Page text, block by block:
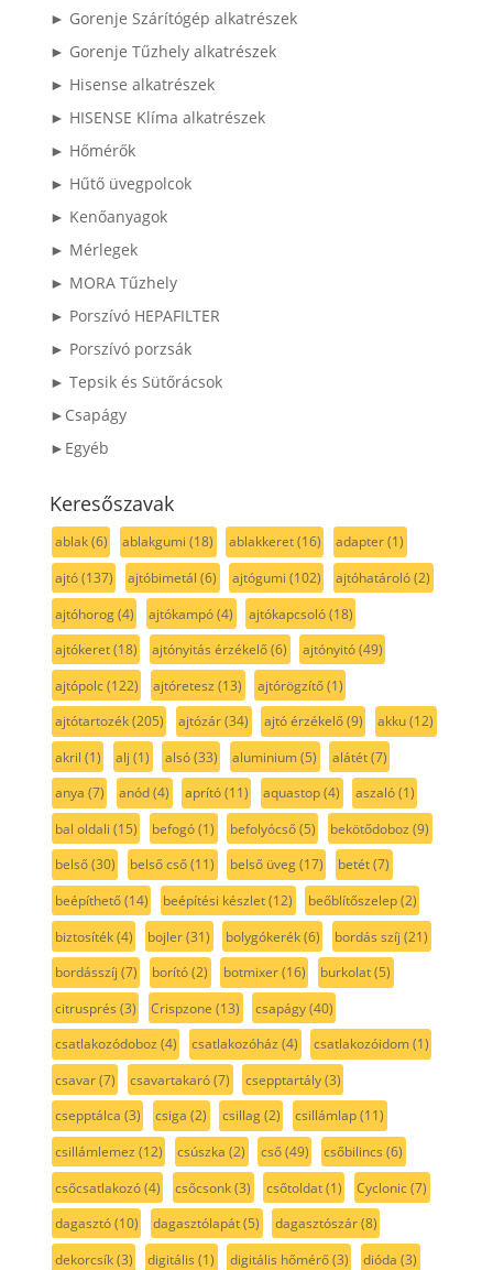
► Gorenje Szárítógép alkatrészek
► Gorenje Tűzhely alkatrészek
► Hisense alkatrészek
► HISENSE Klíma alkatrészek
► Hőmérők
► Hűtő üvegpolcok
► Kenőanyagok
► Mérlegek
► MORA Tűzhely
► Porszívó HEPAFILTER
► Porszívó porzsák
► Tepsik és Sütőrácsok
►Csapágy
►Egyéb
Keresőszavak
ablak(6) ablakgumi (18) ablakkeret(16) adapter(1)
ajtó(137) ajtóbimetál (6) ajtógumi (102) ajtóhatároló(2)
ajtóhorog(4) ajtókampó(4) ajtókapcsoló(18)
ajtókeret(18) ajtónyitás érzékelő(6) ajtónyitó(49)
ajtópolc(122) ajtóretesz (13) ajtórögzítő(1)
ajtótartozék(205) ajtózár(34) ajtó érzékelő(9) akku(12)
akril (1) alj (1) alsó(33) aluminium(5) alátét(7)
anya (7) anód(4) aprító(11) aquastop(4) aszaló(1)
bal oldali (15) befogó(1) befolyócső(5) bekötődoboz (9)
belső(30) belső cső(11) belső üveg(17) betét(7)
beépíthető(14) beépítési készlet(12) beőblítőszelep(2)
biztosíték(4) bojler(31) bolygókerék(6) bordás szíj (21)
bordásszíj (7) borító(2) botmixer(16) burkolat(5)
citrusprés (3) Crispzone (13) csapágy(40)
csatlakozódoboz (4) csatlakozóház (4) csatlakozóidom(1)
csavar(7) csavartakaró(7) csepptartály(3)
csepptálca (3) csiga (2) csillag(2) csillámlap(11)
csillámlemez (12) csúszka (2) cső(49) csőbilincs (6)
csőcsatlakozó(4) csőcsonk(3) csőtoldat(1) Cyclonic(7)
dagasztó(10) dagasztólapát(5) dagasztószár(8)
dekorcsík(3) digitális (1) digitális hőmérő(3) dióda (3)